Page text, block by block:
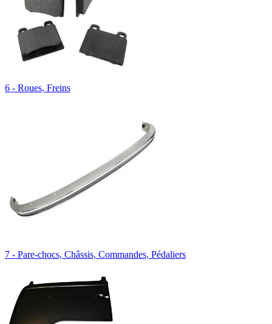
6 - Roues, Freins
7 - Pare-chocs, Châssis, Commandes, Pédaliers